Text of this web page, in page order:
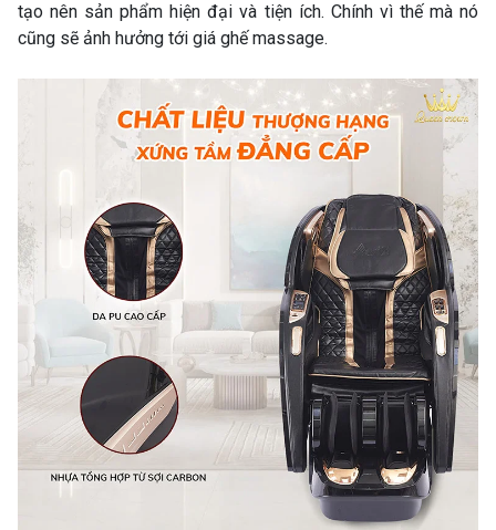
tạo nên sản phẩm hiện đại và tiện ích. Chính vì thế mà nó
cũng sẽ ảnh hưởng tới giá ghế massage.